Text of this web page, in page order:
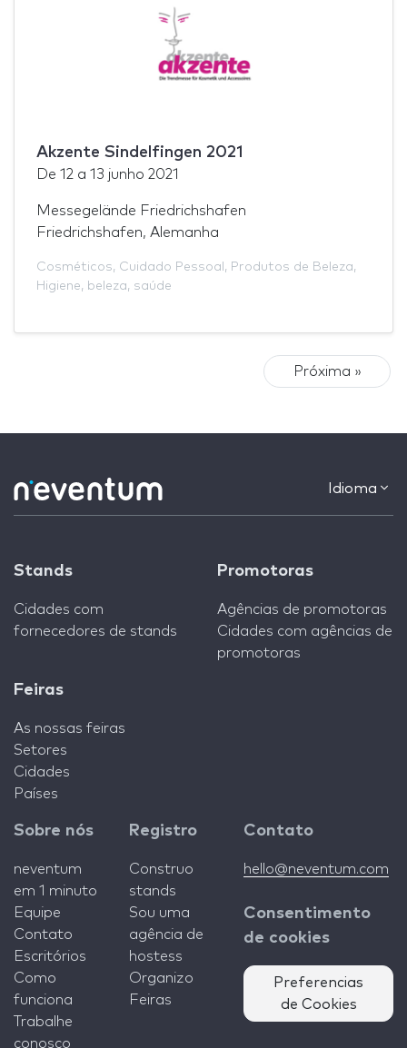
Akzente Sindelfingen 2021
De 12 a 13 junho 2021
Messegelände Friedrichshafen
Friedrichshafen, Alemanha
Cosméticos, Cuidado Pessoal , Produtos de Beleza,
Higiene, beleza, saúde
Próxima »
Idioma
Stands
Cidades com
fornecedores de stands
Promotoras
Agências de promotoras
Cidades com agências de
promotoras
Feiras
As nossas feiras
Setores
Cidades
Países
Sobre nós
neventum
em 1 minuto
Equipe
Contato
Escritórios
Como
funciona
Trabalhe
conosco
Registro
Construo
stands
Sou uma
agência de
hostess
Organizo
Feiras
Contato
hello@neventum.com
Consentimento
de cookies
Preferencias
de Cookies